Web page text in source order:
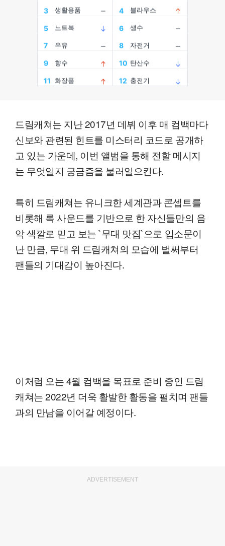
드림캐쳐는 지난 2017년 데뷔 이후 매 컴백마다
신보와 관련된 힌트를 미스터리 코드로 공개하
고 있는 가운데, 이번 앨범을 통해 전할 메시지
는 무엇일지 궁금즘을 불러일으킨다.
특히 드림캐쳐는 유니크한 세계관과 콘셉트를
비롯해 록 사운드를 기반으로 한 자신들만의 음
악 색깔로 믿고 보는 `무대 맛집`으로 입소문이
난 만큼, 무대 위 드림캐쳐의 모습에 벌써부터
팬들의 기대감이 높아진다.
이처럼 오는 4월 컴백을 목표로 준비 중인 드림
캐쳐는 2022년 더욱 활발한 활동을 펼치며 팬들
과의 만남을 이어갈 예정이다.
ADVERTISEMENT